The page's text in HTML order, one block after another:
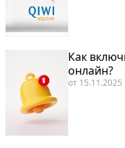
Как
онлайн?
от 15.11.2025